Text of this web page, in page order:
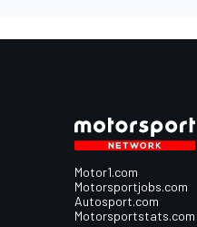
Motor1.com
Motorsportjobs.com
Autosport.com
Motorsportstats.com